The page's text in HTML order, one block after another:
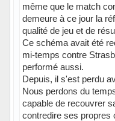
même que le match
demeure à ce jour la
qualité de jeu et de
Ce schéma avait été
mi-temps contre
performé aussi.
Depuis, il s'est perdu
Nous perdons du
capable de recouvrer
contredire ses propres